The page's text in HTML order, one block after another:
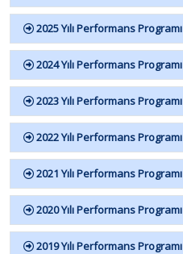
2025 Yılı Performans Programı
2024 Yılı Performans Programı
2023 Yılı Performans Programı
2022 Yılı Performans Programı
2021 Yılı Performans Programı
2020 Yılı Performans Programı
2019 Yılı Performans Programı